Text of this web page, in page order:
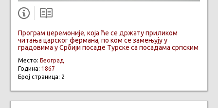
Програм церемоније, која ће се држату приликом
читања царског фермана, по ком се замењују у
градовима у Србији посаде Турске са посадама српским
Место: Београд
Година: 1867
Број страница: 2